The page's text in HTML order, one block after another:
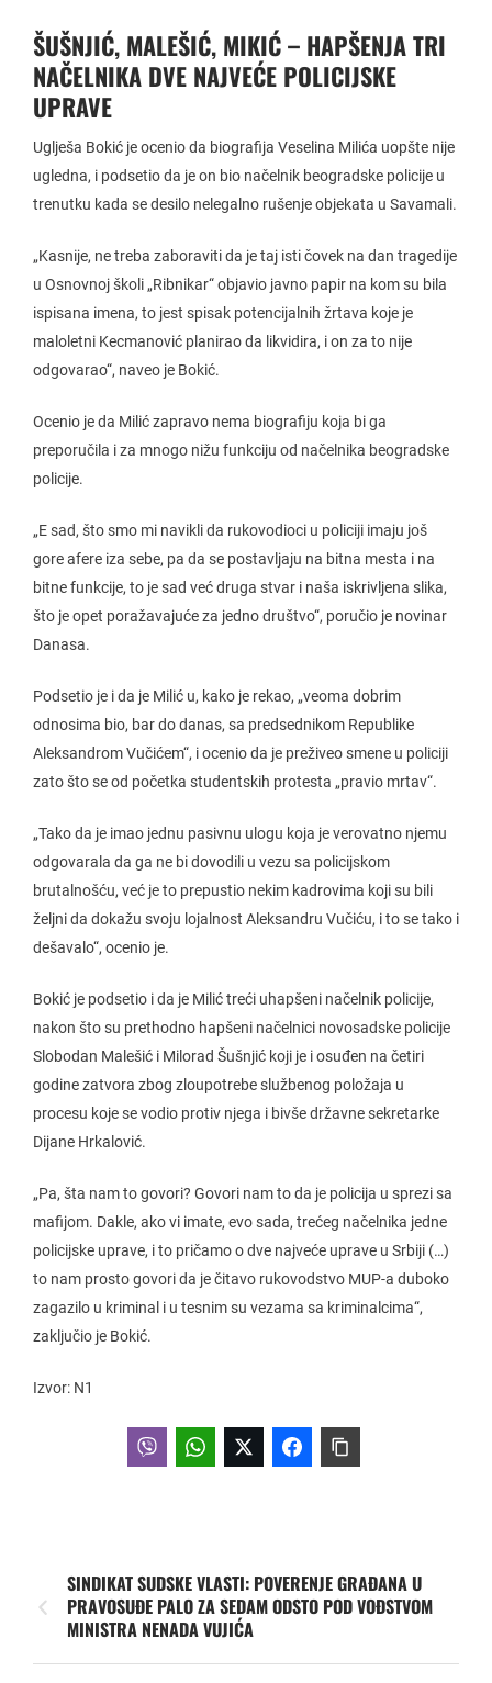
ŠUŠNJIĆ, MALEŠIĆ, MIKIĆ – HAPŠENJA TRI
NAČELNIKA DVE NAJVEĆE POLICIJSKE
UPRAVE
Uglješa Bokić je ocenio da biografija Veselina Milića uopšte nije
ugledna, i podsetio da je on bio načelnik beogradske policije u
trenutku kada se desilo nelegalno rušenje objekata u Savamali.
„Kasnije, ne treba zaboraviti da je taj isti čovek na dan tragedije
u Osnovnoj školi „Ribnikar“ objavio javno papir na kom su bila
ispisana imena, to jest spisak potencijalnih žrtava koje je
maloletni Kecmanović planirao da likvidira, i on za to nije
odgovarao“, naveo je Bokić.
Ocenio je da Milić zapravo nema biografiju koja bi ga
preporučila i za mnogo nižu funkciju od načelnika beogradske
policije.
„E sad, što smo mi navikli da rukovodioci u policiji imaju još
gore afere iza sebe, pa da se postavljaju na bitna mesta i na
bitne funkcije, to je sad već druga stvar i naša iskrivljena slika,
što je opet poražavajuće za jedno društvo“, poručio je novinar
Danasa.
Podsetio je i da je Milić u, kako je rekao, „veoma dobrim
odnosima bio, bar do danas, sa predsednikom Republike
Aleksandrom Vučićem“, i ocenio da je preživeo smene u policiji
zato što se od početka studentskih protesta „pravio mrtav“.
„Tako da je imao jednu pasivnu ulogu koja je verovatno njemu
odgovarala da ga ne bi dovodili u vezu sa policijskom
brutalnošću, već je to prepustio nekim kadrovima koji su bili
željni da dokažu svoju lojalnost Aleksandru Vučiću, i to se tako i
dešavalo“, ocenio je.
Bokić je podsetio i da je Milić treći uhapšeni načelnik policije,
nakon što su prethodno hapšeni načelnici novosadske policije
Slobodan Malešić i Milorad Šušnjić koji je i osuđen na četiri
godine zatvora zbog zloupotrebe službenog položaja u
procesu koje se vodio protiv njega i bivše državne sekretarke
Dijane Hrkalović.
„Pa, šta nam to govori? Govori nam to da je policija u sprezi sa
mafijom. Dakle, ako vi imate, evo sada, trećeg načelnika jedne
policijske uprave, i to pričamo o dve najveće uprave u Srbiji (…)
to nam prosto govori da je čitavo rukovodstvo MUP-a duboko
zagazilo u kriminal i u tesnim su vezama sa kriminalcima“,
zaključio je Bokić.
Izvor: N1
SINDIKAT SUDSKE VLASTI: POVERENJE GRAĐANA U
PRAVOSUĐE PALO ZA SEDAM ODSTO POD VOĐSTVOM
MINISTRA NENADA VUJIĆA